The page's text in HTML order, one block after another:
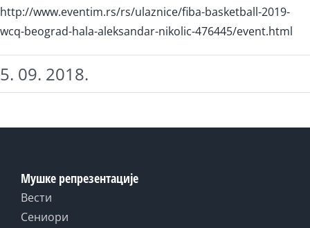
http://www.eventim.rs/rs/ulaznice/fiba-basketball-2019-
wcq-beograd-hala-aleksandar-nikolic-476445/event.html
5. 09. 2018.
Мушке репрезентације
Вести
Сениори